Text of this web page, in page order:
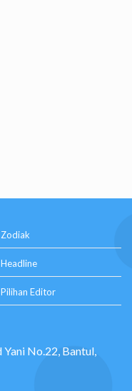
Zodiak
Headline
Pilihan Editor
Yani No.22, Bantul,